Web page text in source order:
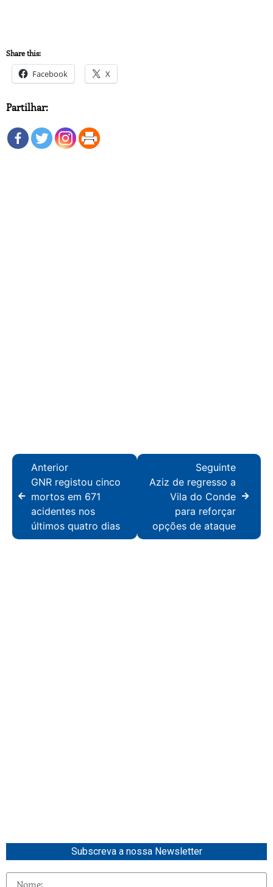
Share this:
Facebook X
Partilhar:
Anterior
GNR registou cinco
mortos em 671
acidentes nos
últimos quatro dias
Seguinte
Aziz de regresso a
Vila do Conde
para reforçar
opções de ataque
Subscreva a nossa Newsletter